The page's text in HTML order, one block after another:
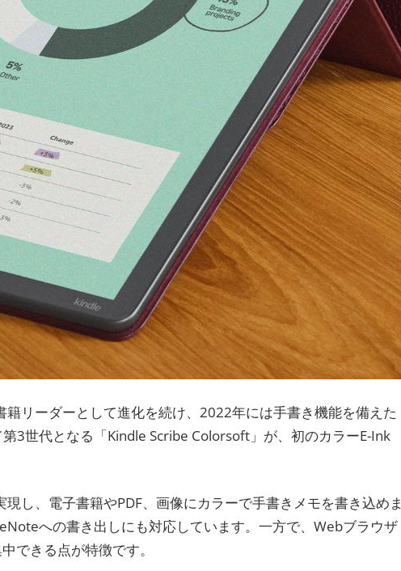
リーダーとして進化を続け、2022年には手書き機能を備えた
3世代となる「Kindle Scribe Colorsoft」が、初のカラーE-Ink
し、電子書籍やPDF、画像にカラーで手書きメモを書き込めま
への書き出しにも対応しています。一方で、Webブラウザ
できる点が特徴です。